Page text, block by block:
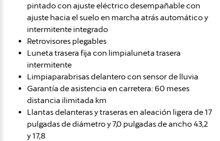
pintado con ajuste eléctrico desempañable con
ajuste hacia el suelo en marcha atrás automático y
intermitente integrado
Retrovisores plegables
Luneta trasera fija con limpialuneta trasera
intermitente
Limpiaparabrisas delantero con sensor de lluvia
Garantía de asistencia en carretera: 60 meses
distancia ilimitada km
Llantas delanteras y traseras en aleación ligera de 17
pulgadas de diámetro y 7,0 pulgadas de ancho 43,2
y 17,8